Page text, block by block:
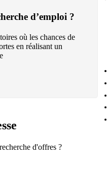
d’emploi ?
où les chances de
en réalisant un
d'offres ?